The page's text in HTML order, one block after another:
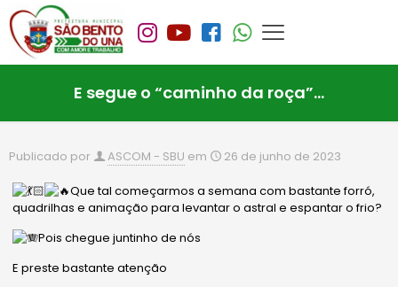
E segue o “caminho da roça”…
Publicado por ASCOM - SBU em 26 de junho de 2023
Que tal começarmos a semana com bastante forró,
quadrilhas e animação para levantar o astral e espantar o frio?
Pois chegue juntinho de nós
Epreste bastante atenção